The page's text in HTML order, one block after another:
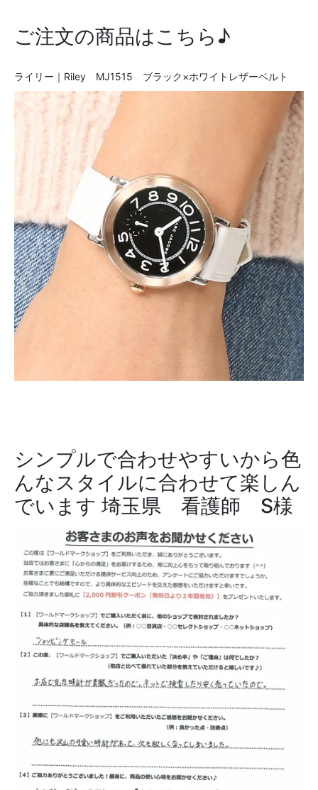
ご注文の商品はこちら♪
ライリー｜Riley MJ1515 ブラック×ホワイトレザーベルト
シンプルで合わせやすいから色
んなスタイルに合わせて楽しん
でいます 埼玉県 看護師 S様